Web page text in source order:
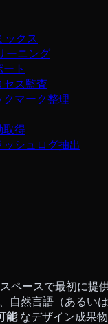
ックス
ーニング
ト
ス監査
マーク整理
取得
シュログ抽出
ペースで最初に提
自然言語（あるい
能なデザイン成果物